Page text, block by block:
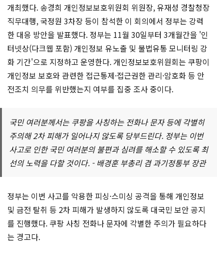
개최했다. 송경희 개인정보보호위원회 위원장, 유재성 경찰청장
직무대행, 국정원 3차장 등이 참석한 이 회의에서 정부는 강력
한 대응 방안을 발표했다. 정부는 11월 30일부터 3개월간을 '인
터넷상(다크웹 포함) 개인정보 유노출 및 불법유통 모니터링 강
화 기간'으로 지정하고 운영한다. 개인정보보호위원회는 쿠팡이
개인정보 보호와 관련한 접근통제·접근권한 관리·암호화 등 안
전조치 의무를 위반했는지 여부를 집중 조사 중이다.
국민 여러분께서는 쿠팡을 사칭하는 전화나 문자 등에 각별히
주의해 2차 피해가 일어나지 않도록 당부드린다. 정부는 이번
사고로 인한 국민 여러분의 불편과 심려를 해소할 수 있도록 최
선의 노력을 다할 것이다. - 배경훈 부총리 겸 과기정통부 장관
정부는 이번 사고를 악용한 피싱·스미싱 공격을 통해 개인정보
및 금전 탈취 등 2차 피해가 발생하지 않도록 대국민 보안 공지
를 진행했다. 쿠팡 사칭 전화나 문자에 각별한 주의가 필요하다
는 경고다.